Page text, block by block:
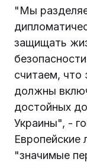
"Мы
защищать
считаем, что
должны
достойных
Украины", -
"значимые